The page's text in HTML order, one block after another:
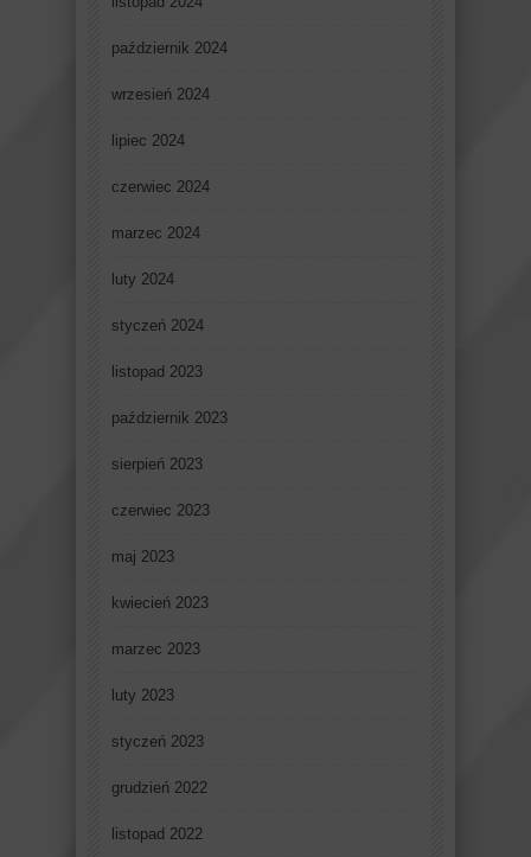
październik 2024
wrzesień 2024
lipiec 2024
czerwiec 2024
marzec 2024
luty 2024
styczeń 2024
listopad 2023
październik 2023
sierpień 2023
czerwiec 2023
maj 2023
kwiecień 2023
marzec 2023
luty 2023
styczeń 2023
grudzień 2022
listopad 2022